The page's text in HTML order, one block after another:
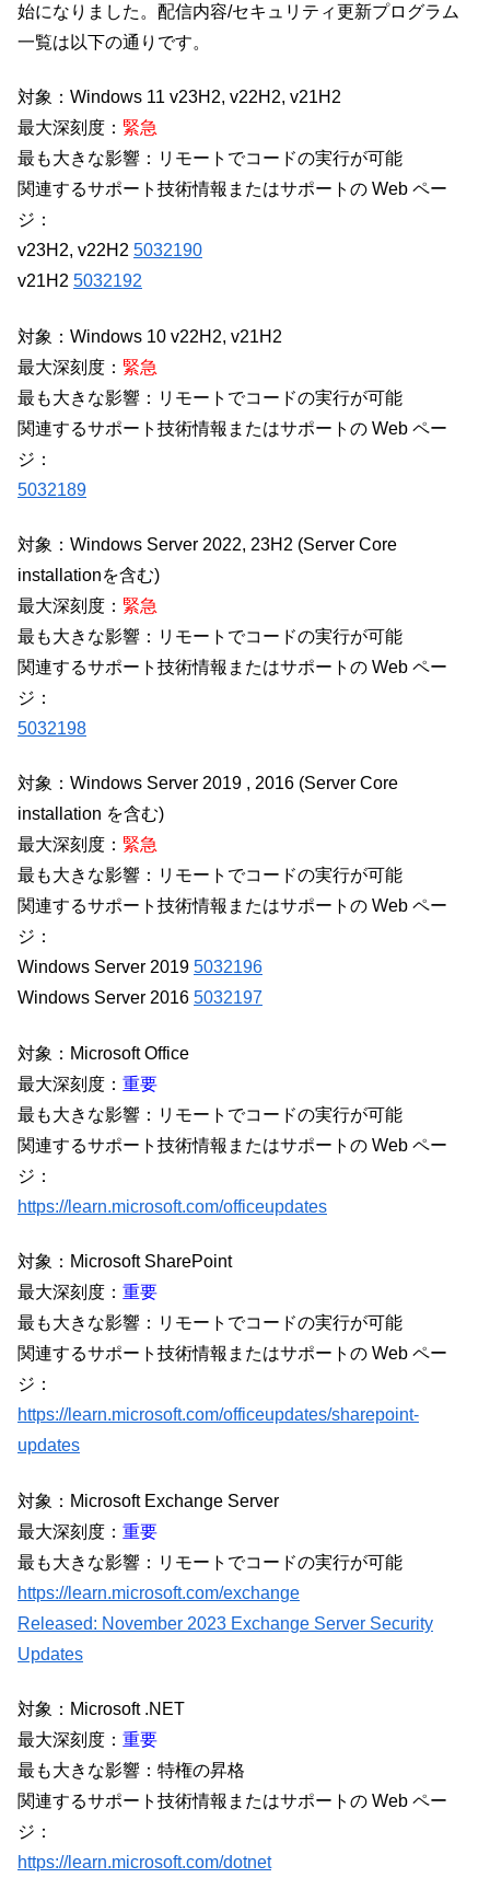
始になりました。配信内容/セキュリティ更新プログラム
一覧は以下の通りです。
対象：Windows 11 v23H2, v22H2, v21H2
最大深刻度： 緊急
最も大きな影響：リモートでコードの実行が可能
関連するサポート技術情報またはサポートの Web ペー
ジ：
v23H2, v22H2 5032190
v21H2 5032192
対象：Windows 10 v22H2, v21H2
最大深刻度： 緊急
最も大きな影響：リモートでコードの実行が可能
関連するサポート技術情報またはサポートの Web ペー
ジ：
5032189
対象：Windows Server 2022, 23H2 (Server Core
installationを含む)
最大深刻度： 緊急
最も大きな影響：リモートでコードの実行が可能
関連するサポート技術情報またはサポートの Web ペー
ジ：
5032198
対象：Windows Server 2019 , 2016 (Server Core
installation を含む)
最大深刻度： 緊急
最も大きな影響：リモートでコードの実行が可能
関連するサポート技術情報またはサポートの Web ペー
ジ：
Windows Server 2019 5032196
Windows Server 2016 5032197
対象：Microsoft Office
最大深刻度： 重要
最も大きな影響：リモートでコードの実行が可能
関連するサポート技術情報またはサポートの Web ペー
ジ：
https://learn.microsoft.com/officeupdates
対象：Microsoft SharePoint
最大深刻度： 重要
最も大きな影響：リモートでコードの実行が可能
関連するサポート技術情報またはサポートの Web ペー
ジ：
https://learn.microsoft.com/officeupdates/sharepoint-
updates
対象：Microsoft Exchange Server
最大深刻度： 重要
最も大きな影響：リモートでコードの実行が可能
https://learn.microsoft.com/exchange
Released: November 2023 Exchange Server Security
Updates
対象：Microsoft .NET
最大深刻度： 重要
最も大きな影響：特権の昇格
関連するサポート技術情報またはサポートの Web ペー
ジ：
https://learn.microsoft.com/dotnet